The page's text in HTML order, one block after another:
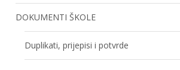
DOKUMENTI ŠKOLE
Duplikati, prijepisi i potvrde